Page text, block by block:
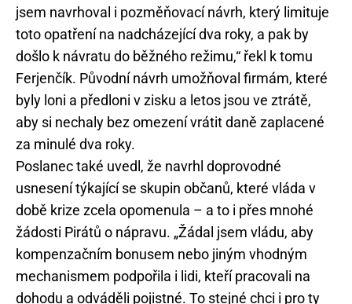
jsem navrhoval i pozměňovací návrh, který limituje
toto opatření na nadcházející dva roky, a pak by
došlo k návratu do běžného režimu,“ řekl k tomu
Ferjenčík. Původní návrh umožňoval firmám, které
byly loni a předloni v zisku a letos jsou ve ztrátě,
aby si nechaly bez omezení vrátit daně zaplacené
za minulé dva roky.
Poslanec také uvedl, že navrhl doprovodné
usnesení týkající se skupin občanů, které vláda v
době krize zcela opomenula – a to i přes mnohé
žádosti Pirátů o nápravu. „Žádal jsem vládu, aby
kompenzačním bonusem nebo jiným vhodným
mechanismem podpořila i lidi, kteří pracovali na
dohodu a odváděli pojistné. To stejné chci i pro ty